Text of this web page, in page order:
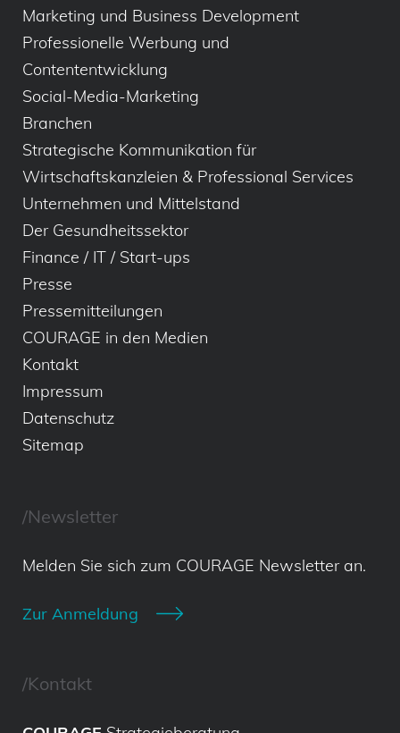
Marketing und Business Development
Professionelle Werbung und
Contententwicklung
Social-Media-Marketing
Branchen
Strategische Kommunikation für
Wirtschaftskanzleien & Professional Services
Unternehmen und Mittelstand
Der Gesundheitssektor
Finance / IT / Start-ups
Presse
Pressemitteilungen
COURAGE in den Medien
Kontakt
Impressum
Datenschutz
Sitemap
/Newsletter
Melden Sie sich zum COURAGE Newsletter an.
Zur Anmeldung
/Kontakt